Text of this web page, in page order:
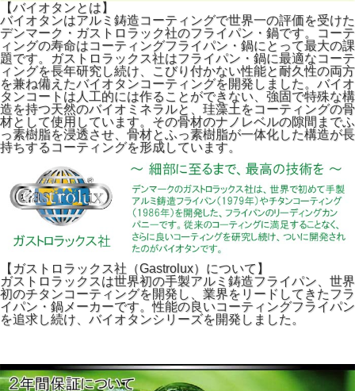
【バイオタンとは】
バイオタンはアルミ鋳造コーティングで世界一の評価を受けた
デンマーク・ガストロラック社のフライパン・鍋です。コーテ
ィングの寿命はコーティングフライパン・鍋にとって最大の課
題です。ガストロラックス社はフライパン・鍋に最適なコーテ
ィングを長年研究し続け、こびり付かない性能と耐久性の両方
を兼ね備えたバイオタンコーティングを開発しました。バイオ
タンコートは人工的には作ることができない、強固で特殊な構
造を持つ天然のバイオミネラルと、珪藻土をコーティングの骨
材として使用しています。その骨材のナノレベルの隙間までふ
っ素樹脂を浸透させ、骨材とふっ素樹脂が一体化した構造が長
持ちするコーティングを形成しています。
【ガストロラックス社（Gastrolux）について】
ガストロラックスは世界初の手製アルミ鋳造フライパン、世界
初のチタンコーティングを開発し、業界をリードしてきたフラ
イパン・鍋メーカーです。性能の良いコーティングフライパン
を追求し続け、バイオタンシリーズを開発しました。